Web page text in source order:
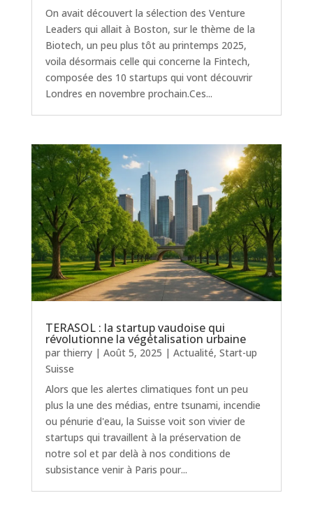
On avait découvert la sélection des Venture
Leaders qui allait à Boston, sur le thème de la
Biotech, un peu plus tôt au printemps 2025,
voila désormais celle qui concerne la Fintech,
composée des 10 startups qui vont découvrir
Londres en novembre prochain.Ces...
TERASOL : la startup vaudoise qui
révolutionne la végétalisation urbaine
par thierry| Août 5, 2025 | Actualité, Start-up
Suisse
Alors que les alertes climatiques font un peu
plus la une des médias, entre tsunami, incendie
ou pénurie d'eau, la Suisse voit son vivier de
startups qui travaillent à la préservation de
notre sol et par delà à nos conditions de
subsistance venir à Paris pour...